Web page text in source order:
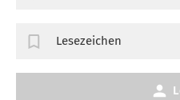
Lesezeichen